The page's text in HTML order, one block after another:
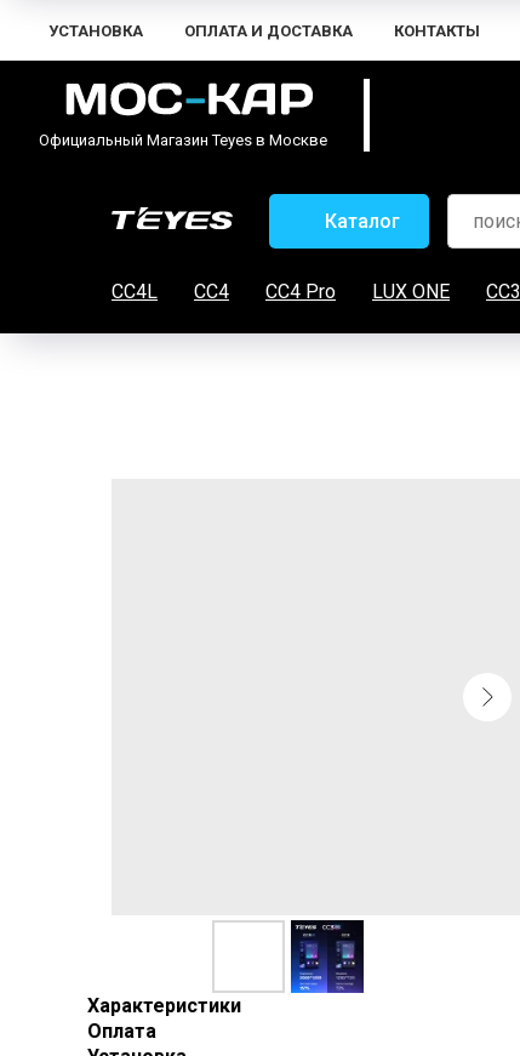
УСТАНОВКА ОПЛАТА И ДОСТАВКА КОНТАКТЫ
Официальный Магазин Teyes в Москве
Каталог
CC4L CC4 CC4 Pro LUX ONE
Характеристики
Оплата